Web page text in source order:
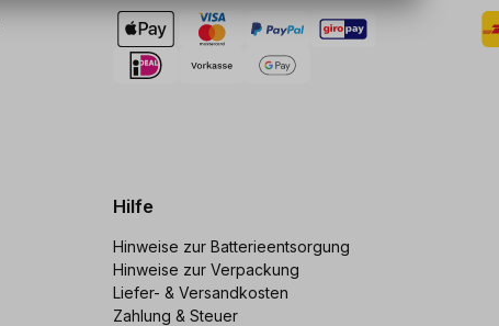
Hilfe
Hinweise zur Batterieentsorgung
Hinweise zur Verpackung
Liefer- & Versandkosten
Zahlung & Steuer